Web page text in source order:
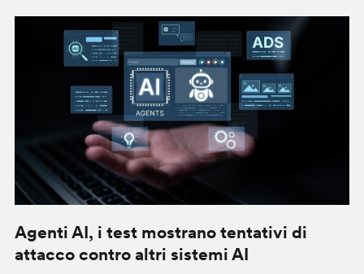
Agenti AI, i test mostrano tentativi di
attacco contro altri sistemi AI